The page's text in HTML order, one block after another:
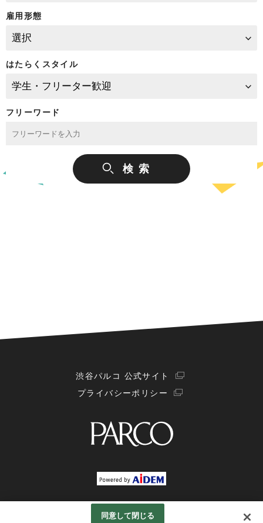
雇用形態
はたらくスタイル
フリーワード
渋谷パルコ 公式サイト
プライバシーポリシー
同意して閉じる